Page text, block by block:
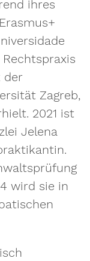
ihres
der
Zagreb,
2021 ist
Jelena
wird sie in